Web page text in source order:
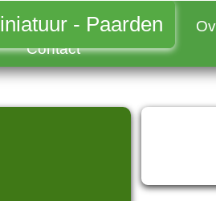
- Paarden
Contact